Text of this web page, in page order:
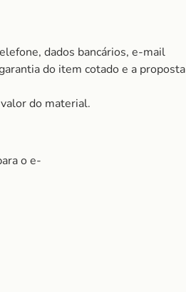
dados bancários, e-mail
do item cotado e a proposta
do material.
o e-